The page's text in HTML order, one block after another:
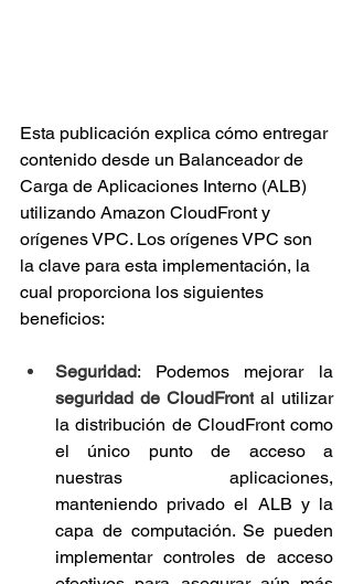
Esta publicación explica cómo entregar
contenido desde un Balanceador de
Carga de Aplicaciones Interno (ALB)
utilizando Amazon CloudFront y
orígenes VPC. Los orígenes VPC son
la clave para esta implementación, la
cual proporciona los siguientes
beneficios:
Seguridad
seguridad de CloudFront al utilizar
la distribución de CloudFront como
el único punto de acceso a
nuestras aplicaciones,
manteniendo privado el ALB y la
capa de computación. Se pueden
implementar controles de acceso